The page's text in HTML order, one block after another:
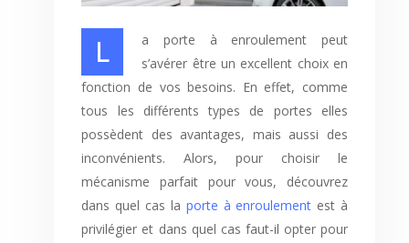
La porte à enroulement peut
s’avérer être un excellent choix en
fonction de vos besoins. En effet, comme
tous les différents types de portes elles
possèdent des avantages, mais aussi des
inconvénients. Alors, pour choisir le
mécanisme parfait pour vous, découvrez
dans quel cas la porte à enroulement est à
privilégier et dans quel cas faut-il opter pour